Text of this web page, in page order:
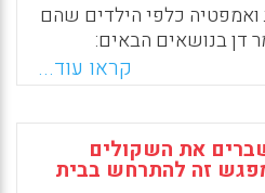
X
כלפי הילדים שהם
דן בנושאים הבאים:
מודרך, אופן השימוש
השני מציגה המחברת
הדמיון המודרך עם דוגמאות
במסגרת הכשרת
השלישי מציג דוגמאות
קראו עוד...
את השקולים
זה להתרחש בבית